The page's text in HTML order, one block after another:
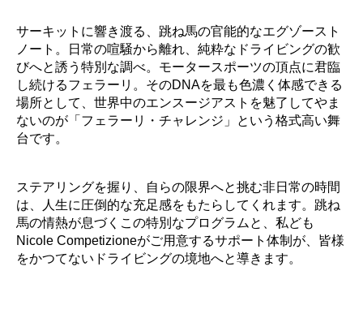
サーキットに響き渡る、跳ね馬の官能的なエグゾースト
ノート。日常の喧騒から離れ、純粋なドライビングの歓
びへと誘う特別な調べ。モータースポーツの頂点に君臨
し続けるフェラーリ。そのDNAを最も色濃く体感できる
場所として、世界中のエンスージアストを魅了してやま
ないのが「フェラーリ・チャレンジ」という格式高い舞
台です。
ステアリングを握り、自らの限界へと挑む非日常の時間
は、人生に圧倒的な充足感をもたらしてくれます。跳ね
馬の情熱が息づくこの特別なプログラムと、私ども
Nicole Competizioneがご用意するサポート体制が、皆様
をかつてないドライビングの境地へと導きます。